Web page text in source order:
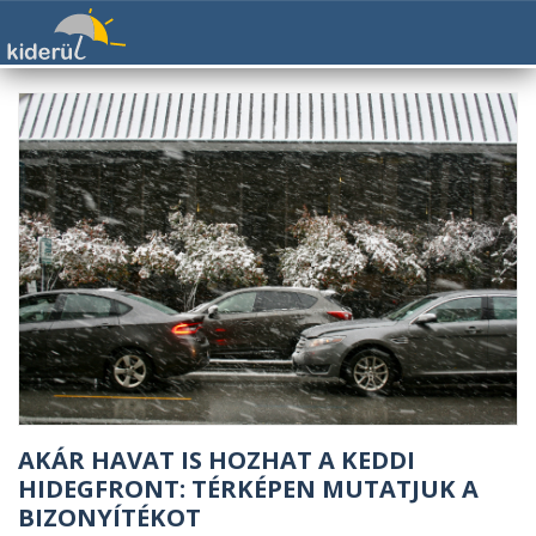
AKÁR HAVAT IS HOZHAT A KEDDI
HIDEGFRONT: TÉRKÉPEN MUTATJUK A
BIZONYÍTÉKOT